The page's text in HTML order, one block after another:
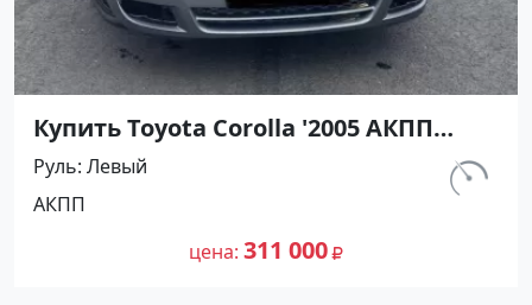
Купить Toyota Corolla '2005 АКПП
(1600/110 л.с.) Бензин инжектор
Кореновск цвет Серый Седан по
цене 311000 рублей, объявление
№27432 на сайте Авторынок23
км.
Руль Левый
АКПП
цена 311 000